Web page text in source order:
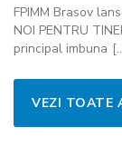
FPIMM Brasov
NOI PENTRU
principal imbuna
VEZI TOATE